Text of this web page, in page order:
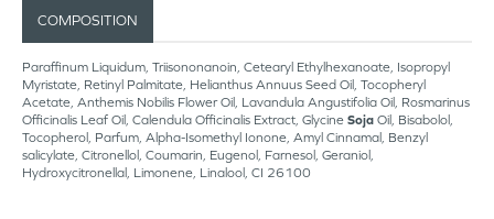
COMPOSITION
Paraffinum Liquidum, Triisononanoin, Cetearyl Ethylhexanoate, Isopropyl
Myristate, Retinyl Palmitate, Helianthus Annuus Seed Oil, Tocopheryl
Acetate, Anthemis Nobilis Flower Oil, Lavandula Angustifolia Oil, Rosmarinus
Officinalis Leaf Oil, Calendula Officinalis Extract, Glycine Soja Oil, Bisabolol,
Tocopherol, Parfum, Alpha-Isomethyl Ionone, Amyl Cinnamal, Benzyl
salicylate, Citronellol, Coumarin, Eugenol, Farnesol, Geraniol,
Hydroxycitronellal, Limonene, Linalool, CI 26100